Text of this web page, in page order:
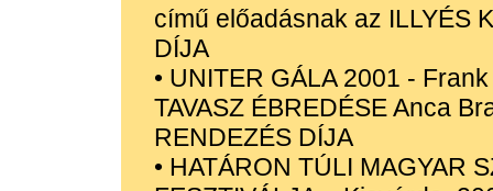
című előadásnak az ILLYÉS
DÍJA
• UNITER GÁLA 2001 -
TAVASZ ÉBREDÉSE Anca
RENDEZÉS DÍJA
• HATÁRON TÚLI MAGYAR